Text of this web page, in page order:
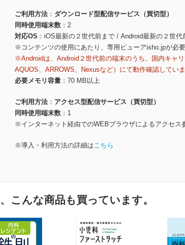
ご利用方法
ダウンロード型配信サービス（買切型）
同時使用端末数
2
対応OS
iOS最新の２世代前まで / Android最新の２世代
※コンテンツの使用にあたり、専用ビューアisho.jpが必要
※Androidは、Android２世代前の端末のうち、国内キャ
AQUOS、ARROWS、Nexusなど）にて動作確認してい
必要メモリ容量
70 MB以上
ご利用方法
アクセス型配信サービス（買切型）
同時使用端末数
1
※インターネット経由でのWEBブラウザによるアクセス
※導入・利用方法の詳細はこちら
こんな商品も買っています。